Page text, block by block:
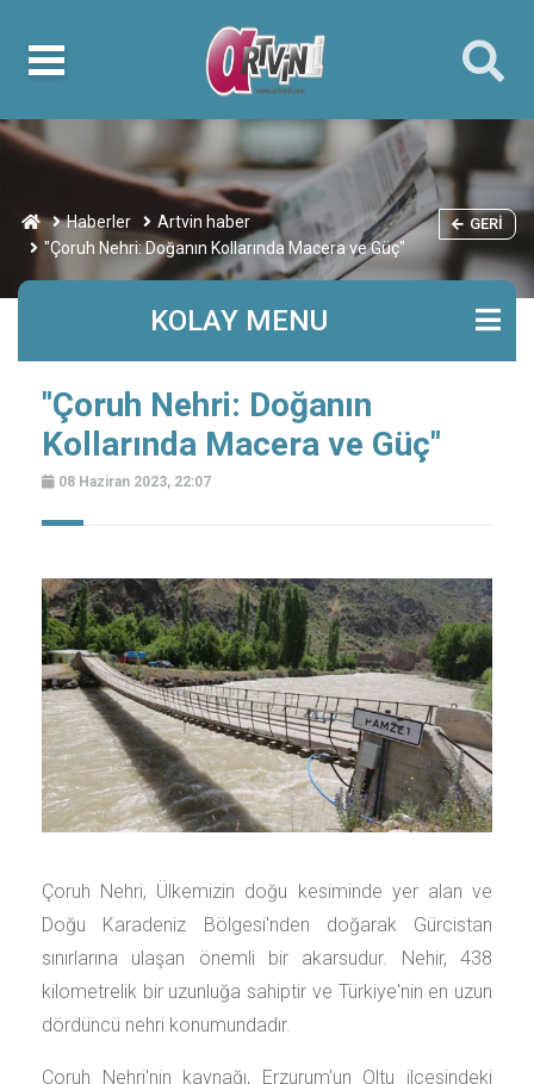
Haberler
Artvin haber
"Çoruh Nehri: Doğanın Kollarında Macera ve Güç"
GERI
KOLAY MENU
"Çoruh Nehri: Doğanın
Kollarında Macera ve Güç"
08 Haziran 2023, 22:07
Çoruh Nehri, Ülkemizin doğu kesiminde yer alan ve
Doğu Karadeniz Bölgesi'nden doğarak Gürcistan
sınırlarına ulaşan önemli bir akarsudur. Nehir, 438
kilometrelik bir uzunluğa sahiptir ve Türkiye'nin en uzun
dördüncü nehri konumundadır.
Çoruh Nehri'nin kaynağı, Erzurum'un Oltu ilçesindeki